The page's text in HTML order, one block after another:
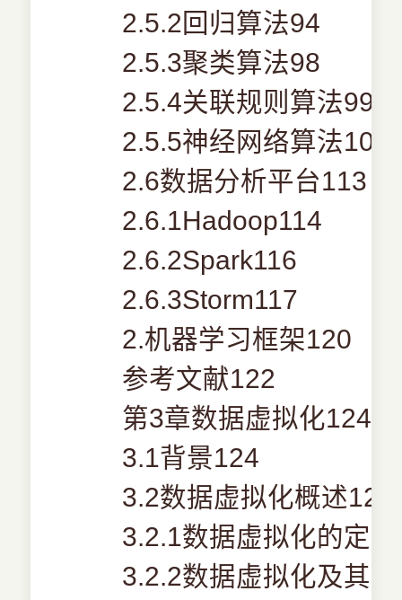
2.5.2回归算法94
2.5.3聚类算法98
2.5.4关联规则算法99
2.5.5神经网络算法102
2.6数据分析平台113
2.6.1Hadoop114
2.6.2Spark116
2.6.3Storm117
2.机器学习框架120
参考文献122
第3章数据虚拟化124
3.1背景124
3.2数据虚拟化概述126
3.2.1数据虚拟化的定
3.2.2数据虚拟化及其